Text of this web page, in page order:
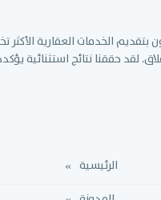
بتقديم الخدمات العقارية الأكثر
لقد حققنا نتائج استثنائية
الرئيسية